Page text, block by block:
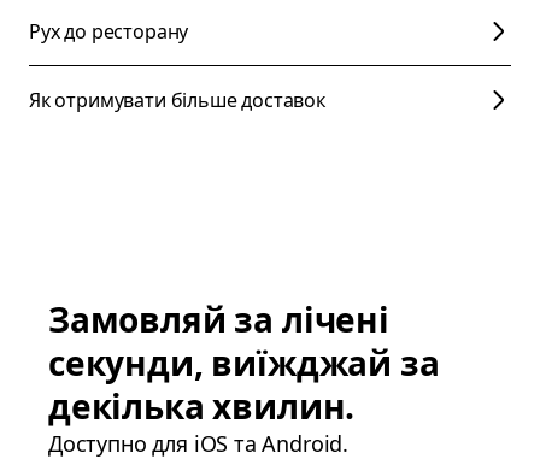
Рух до ресторану
Як отримувати більше доставок
Замовляй за лічені
секунди, виїжджай за
декілька хвилин.
Доступно для iOS та Android.